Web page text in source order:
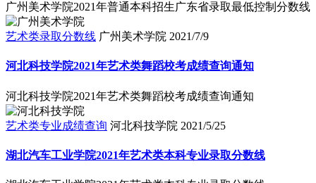
广州美术学院2021年普通本科招生广东省录取最低控制分数线
艺术类录取分数线 广州美术学院 2021/7/9
河北科技学院2021年艺术类舞蹈校考成绩查询通知
河北科技学院2021年艺术类舞蹈校考成绩查询通知
艺术类专业成绩查询 河北科技学院 2021/5/25
湖北汽车工业学院2021年艺术类本科专业录取分数线